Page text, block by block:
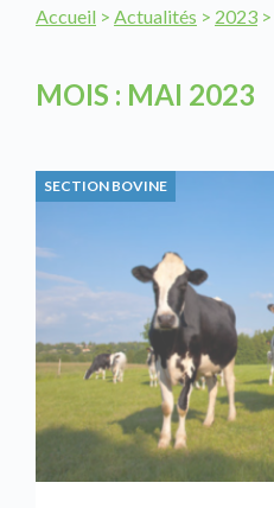
Accueil > Actualités > 2023 >
MOIS : MAI 2023
SECTION BOVINE